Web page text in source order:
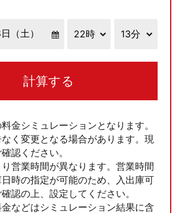
計算する
金シミュレーションとなります。
く変更となる場合があります。現
認ください。
営業時間が異なります。営業時間
時の指定が可能のため、入出庫可
認の上、設定してください。
などはシミュレーション結果に含